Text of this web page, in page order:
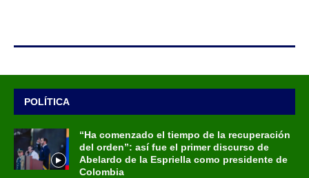
POLÍTICA
“Ha comenzado el tiempo de la recuperación
del orden”: así fue el primer discurso de
Abelardo de la Espriella como presidente de
Colombia